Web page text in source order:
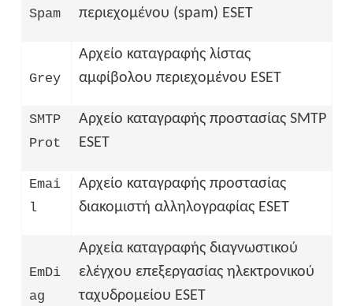
Spam
περιεχομένου (spam) ESET
Grey
Αρχείο καταγραφής λίστας
αμφίβολου περιεχομένου ESET
SMTP
Prot
Αρχείο καταγραφής προστασίας SMTP
ESET
Emai
l
Αρχείο καταγραφής προστασίας
διακομιστή αλληλογραφίας ESET
EmDi
ag
Αρχεία καταγραφής διαγνωστικού
ελέγχου επεξεργασίας ηλεκτρονικού
ταχυδρομείου ESET